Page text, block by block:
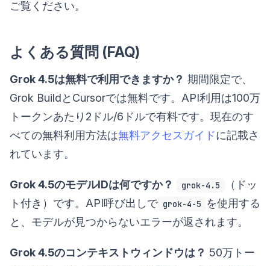
ご覧ください。
よくある質問 (FAQ)
Grok 4.5は無料で利用できますか？ 期間限定で、
Grok BuildとCursorでは無料です。API利用は100万
トークンあたり2ドル/6ドルで有料です。現在のす
べての無料利用方法は無料アクセスガイドに記載さ
れています。
Grok 4.5のモデルIDは何ですか？ grok-4.5
（ドッ
ト付き）です。API呼び出しで grok-4-5
を使用する
と、モデルが見つからないエラーが返されます。
Grok 4.5のコンテキストウィンドウは？ 50万トー